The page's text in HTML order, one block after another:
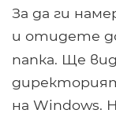
За да ги
и отидете
папка. Ще
на Windows.